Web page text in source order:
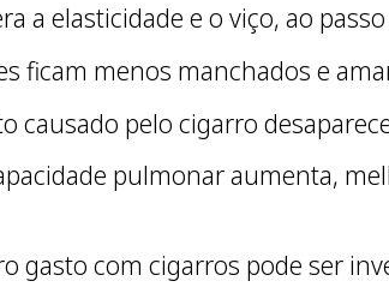
a elasticidade e o viço, ao
ficam menos manchados e
causado pelo cigarro
pulmonar aumenta,
gasto com cigarros pode ser